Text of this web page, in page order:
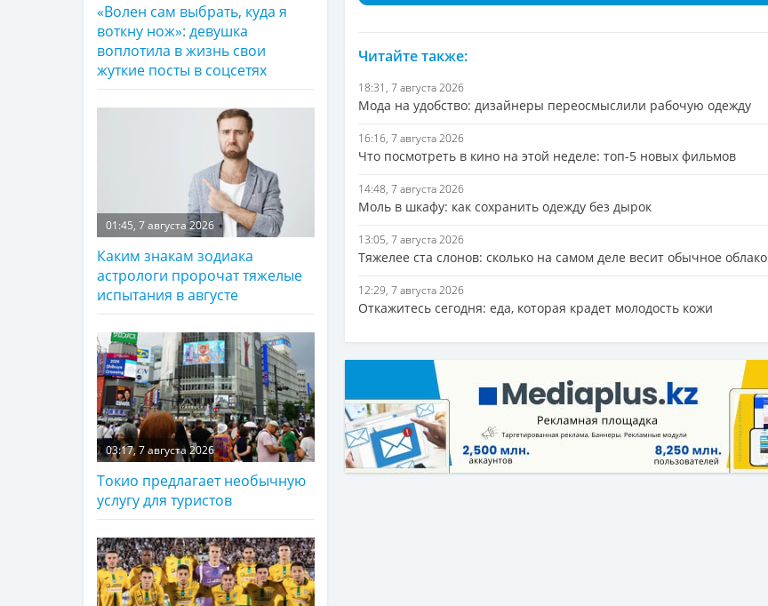
Читайте также:
18:31, 7 августа 2026
Мода на удобство: дизайнеры переосмыслили рабочую одежду
16:16, 7 августа 2026
Что посмотреть в кино на этой неделе: топ-5 новых фильмов
14:48, 7 августа 2026
Моль в шкафу: как сохранить одежду без дырок
13:05, 7 августа 2026
Тяжелее ста слонов: сколько на самом деле весит обычное облако
12:29, 7 августа 2026
Откажитесь сегодня: еда, которая крадет молодость кожи
«Волен сам выбрать, куда я
воткну нож»: девушка
воплотила в жизнь свои
жуткие посты в соцсетях
01:45, 7 августа 2026
Каким знакам зодиака
астрологи пророчат тяжелые
испытания в августе
03:17, 7 августа 2026
Токио предлагает необычную
услугу для туристов